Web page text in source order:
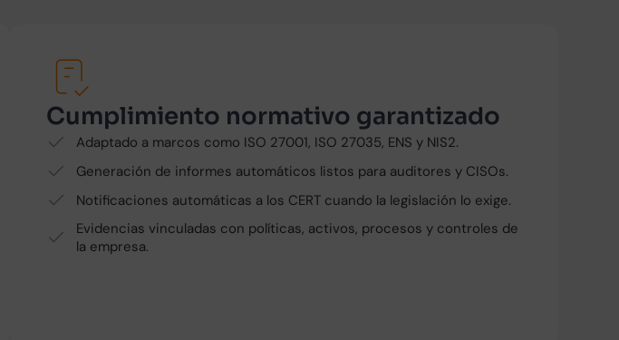
Cumplimiento normativo garantizado
Adaptado a marcos como ISO 27001, ISO 27035, ENS y NIS2.
Generación de informes automáticos listos para auditores y CISOs.
Notificaciones automáticas a los CERT cuando la legislación lo exige.
Evidencias vinculadas con políticas, activos, procesos y controles de
la empresa.